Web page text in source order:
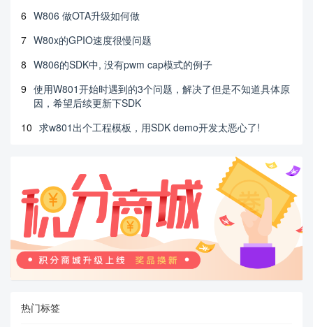
6 W806 做OTA升级如何做
7 W80x的GPIO速度很慢问题
8 W806的SDK中, 没有pwm cap模式的例子
9 使用W801开始时遇到的3个问题，解决了但是不知道具体原
因，希望后续更新下SDK
10 求w801出个工程模板，用SDK demo开发太恶心了!
热门标签